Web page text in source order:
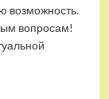
возможность.
вопросам!